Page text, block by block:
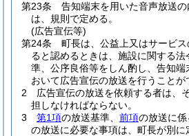
第23条
告知端末を用いた音声放送
は、規則で定める。
(広告宣伝等)
第24条
町長は、公益上又はサービ
ると認めるときは、施設に関する
準、公序良俗等をしん酌し、告知端
おいて広告宣伝の放送を行うことが
2
広告宣伝の放送を依頼する者は、
担しなければならない。
3
第1項の放送基準、 前項の放送に
の放送に必要な事項は、町長が別に